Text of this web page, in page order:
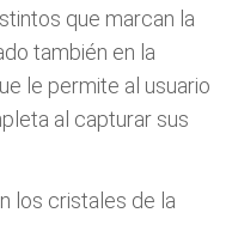
que marcan la
también en la
le permite al usuario
al capturar sus
los cristales de la